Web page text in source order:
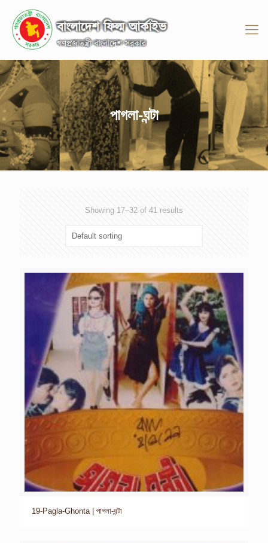
পাগলা-ঘন্টা
Showing 17–32 of 41 results
19-Pagla-Ghonta | পাগলা-ঘন্টা